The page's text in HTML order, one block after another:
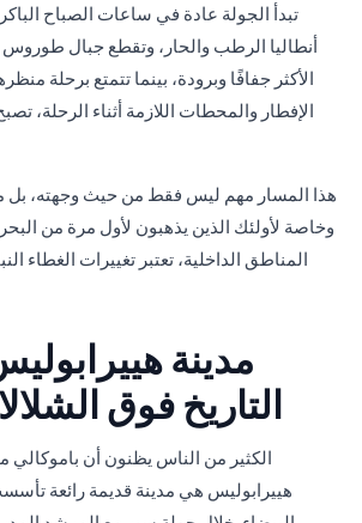
تبدأ الجولة عادة في ساعات الصباح
أنطاليا الرطب والحار، وتقطع جبال طوروس
الأكثر جفافًا وبرودة، بينما تتمتع برحلة
الإفطار والمحطات اللازمة أثناء الرحلة،
هذا المسار مهم ليس فقط من حيث وجهته،
وخاصة لأولئك الذين يذهبون لأول مرة من
المناطق الداخلية، تعتبر تغييرات الغطاء
مدينة
التاريخ فوق
الكثير من الناس يظنون أن باموكالي
هييرابوليس هي مدينة قديمة رائعة